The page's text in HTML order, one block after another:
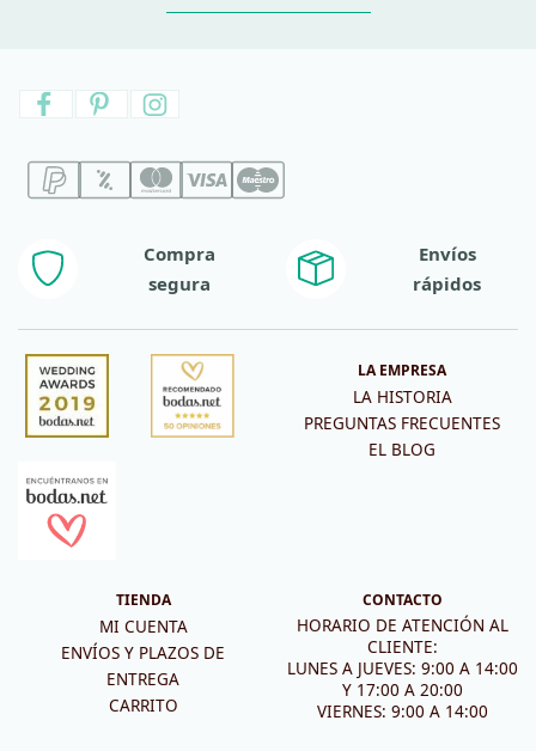
Compra
segura
Envíos
rápidos
LA EMPRESA
LA HISTORIA
PREGUNTAS FRECUENTES
EL BLOG
TIENDA
MI CUENTA
ENVÍOS Y PLAZOS DE
ENTREGA
CARRITO
CONTACTO
HORARIO DE ATENCIÓN AL
CLIENTE:
LUNES A JUEVES: 9:00 A 14:00
Y 17:00 A 20:00
VIERNES: 9:00 A 14:00